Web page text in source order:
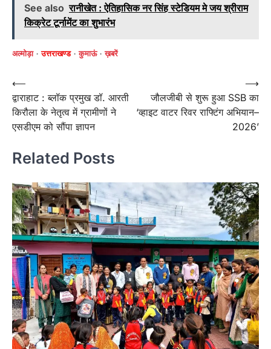
See also रानीखेत : ऐतिहासिक नर सिंह स्टेडियम मे जय श्रीराम
किक्रेट टूर्नामेंट का शुभारंभ
अल्मोड़ा उत्तराखण्ड कुमाऊं ख़बरें
Post
navigation
⟵
द्वाराहाट : ब्लॉक प्रमुख डॉ. आरती
किरौला के नेतृत्व में ग्रामीणों ने
एसडीएम को सौंपा ज्ञापन
जौलजीबी से शुरू हुआ SSB का
‘व्हाइट वाटर रिवर राफ्टिंग अभियान–
2026’
⟶
Related Posts